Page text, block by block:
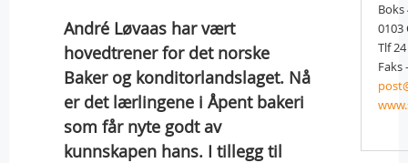
André Løvaas har vært
hovedtrener for det norske
Baker og konditorlandslaget. Nå
er det lærlingene i Åpent bakeri
som får nyte godt av
kunnskapen hans. I tillegg til
0103
Tlf
Faks -